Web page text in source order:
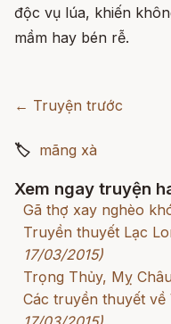
độc vụ lúa, khiến
mầm hay bén rễ.
← Truyện trước
🏷 mãng xà
Xem ngay truyện
Gã thợ xay nghèo
Truyền thuyết Lạc
17/03/2015)
Trọng Thủy, Mỵ Châu
Các truyền thuyết về